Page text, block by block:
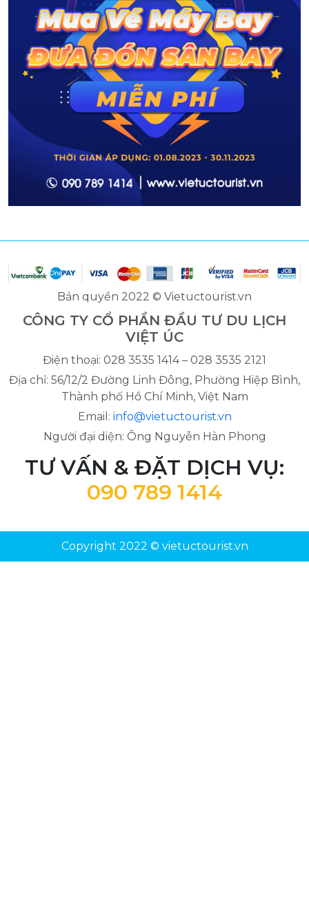
Bản quyền 2022 © Vietuctourist.vn
CÔNG TY CỔ PHẦN ĐẦU TƯ DU LỊCH
VIỆT ÚC
Điện thoại: 028 3535 1414 – 028 3535 2121
Địa chỉ: 56/12/2 Đường Linh Đông, Phường Hiệp Bình,
Thành phố Hồ Chí Minh, Việt Nam
Email: info@vietuctourist.vn
Người đại diện: Ông Nguyễn Hàn Phong
TƯ VẤN & ĐẶT DỊCH VỤ:
090 789 1414
Copyright 2022 © vietuctourist.vn